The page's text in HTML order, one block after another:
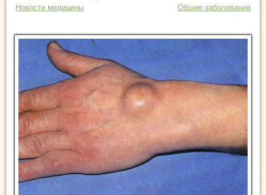
Новости медицины Общие заболевания